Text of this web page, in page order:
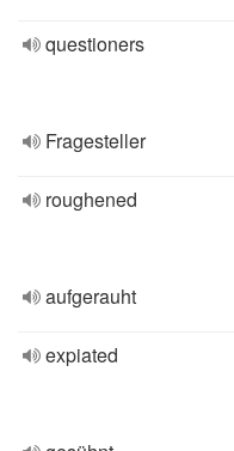
questioners
Fragesteller
roughened
aufgerauht
expiated